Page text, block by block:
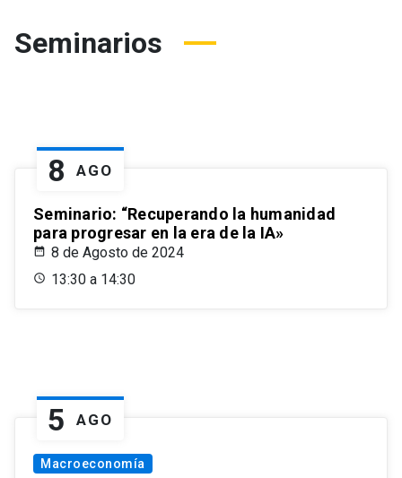
Seminarios
8 AGO
Seminario: “Recuperando la humanidad
para progresar en la era de la IA»
8 de Agosto de 2024
13:30 a 14:30
5 AGO
Macroeconomía